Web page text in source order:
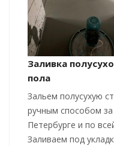
Заливка
пола
Зальем полусухую
ручным способом
Петербурге и по
Заливаем под